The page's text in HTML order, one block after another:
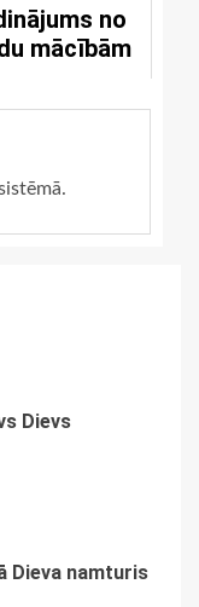
no
mācībām
Dievs
Dieva namturis